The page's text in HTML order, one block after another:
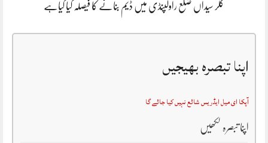
کلر سیداں ضلع راولپنڈی میں ڈیم بنانے کا فیصلہ کیا گیاہے
اپنا تبصرہ بھیجیں
آپکا ای میل ایڈریس شائع نہیں کیا جائے گا
اپنا تبصرہ لکھیں